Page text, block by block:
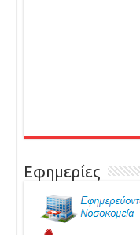
Εφημερίες